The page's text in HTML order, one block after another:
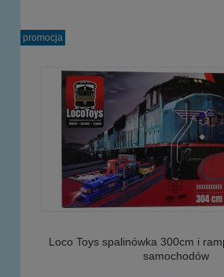
Loco Toys spalinówka 300cm i
samochodów
promocja